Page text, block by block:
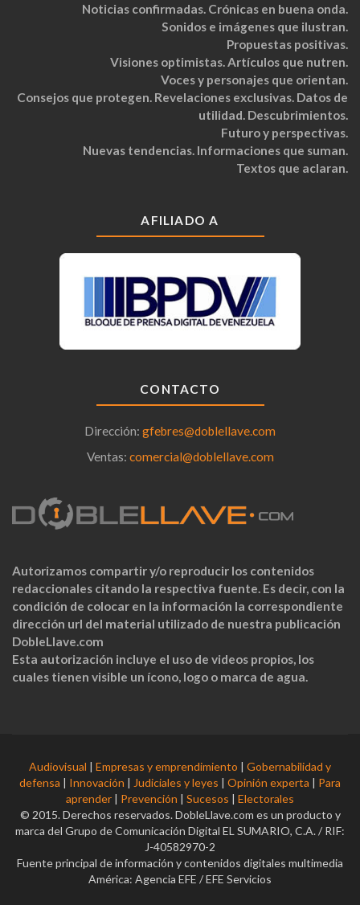
Noticias confirmadas. Crónicas en buena onda.
Sonidos e imágenes que ilustran.
Propuestas positivas.
Visiones optimistas. Artículos que nutren.
Voces y personajes que orientan.
Consejos que protegen. Revelaciones exclusivas. Datos de
utilidad. Descubrimientos.
Futuro y perspectivas.
Nuevas tendencias. Informaciones que suman.
Textos que aclaran.
AFILIADO A
CONTACTO
Dirección: gfebres@doblellave.com
Ventas: comercial@doblellave.com
Autorizamos compartir y/o reproducir los contenidos
redaccionales citando la respectiva fuente. Es decir, con la
condición de colocar en la información la correspondiente
dirección url del material utilizado de nuestra publicación
DobleLlave.com
Esta autorización incluye el uso de videos propios, los
cuales tienen visible un ícono, logo o marca de agua.
Audiovisual | Empresas y emprendimiento | Gobernabilidad y
defensa | Innovación | Judiciales y leyes | Opinión experta | Para
aprender | Prevención | Sucesos | Electorales
© 2015. Derechos reservados. DobleLlave.com es un producto y
marca del Grupo de Comunicación Digital EL SUMARIO, C.A. / RIF:
J-40582970-2
Fuente principal de información y contenidos digitales multimedia
América: Agencia EFE / EFE Servicios